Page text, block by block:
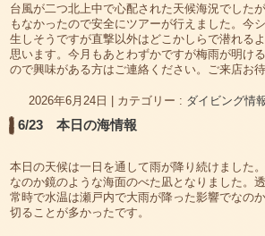
台風が二つ北上中で心配された天候海況でした
もなかったので安全にツアーが行えました。今
生しそうですが直撃以外はどこかしらで潜れる
思います。今月もあとわずかですが梅雨が明け
ので興味がある方はご連絡ください。ご来店お
2026年6月24日 カテゴリー : ダイビング情
6/23 本日の海情報
本日の天候は一日を通して雨が降り続けました
なのか鏡のような海面のべた凪となりました。
常時で水温は瀬戸内で大雨が降った影響でなの
切ることが多かったです。